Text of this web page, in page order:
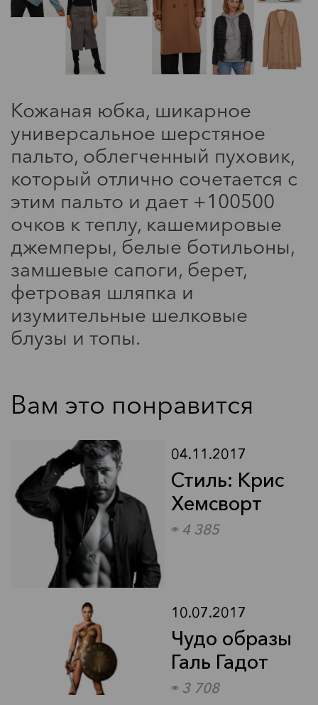
будь в курсе
Звездный стиль: Юлия
Хлынина
будь в курсе
Звездный стиль: Анна Невская
будь в курсе
Звездный стиль: Хавьер
Бардем
будь в курсе
Звездный Стиль: Брентон
Кожаная юбка, шикарное
универсальное шерстяное
пальто, облегченный пуховик,
который отлично сочетается с
этим пальто и дает +100500
очков к теплу, кашемировые
джемперы, белые ботильоны,
замшевые сапоги, берет,
фетровая шляпка и
изумительные шелковые
блузы и топы.
Вам это понравится
04.11.2017
Стиль: Крис
Хемсворт
4 385
10.07.2017
Чудо образы
Галь Гадот
3 708